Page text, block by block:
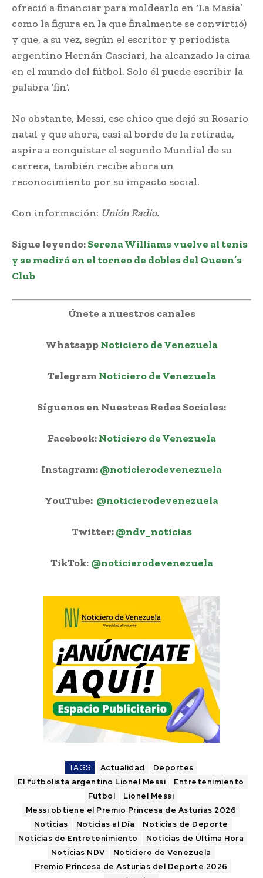
ofreció a financiar para moldearlo en ‘La Masía’
como la figura en la que finalmente se convirtió)
y que, a su vez, según el escritor y periodista
argentino Hernán Casciari, ha alcanzado la cima
en el mundo del fútbol. Solo él puede escribir la
palabra ‘fin’.
No obstante, Messi, ese chico que dejó su Rosario
natal y que ahora, casi al borde de la retirada,
aspira a conquistar el segundo Mundial de su
carrera, también recibe ahora un
reconocimiento por su impacto social.
Con información: Unión Radio.
Sigue leyendo:Serena Williams vuelve al tenis
y se medirá en el torneo de dobles del Queen’s
Club
Únete a nuestros canales
WhatsappNoticiero de Venezuela
Telegram Noticiero de Venezuela
Síguenos en Nuestras Redes Sociales:
Facebook:Noticiero de Venezuela
Instagram:@noticierodevenezuela
YouTube: @noticierodevenezuela
Twitter:@ndv_noticias
TikTok: @noticierodevenezuela
TAGS Actualidad
Deportes
El futbolista argentino Lionel Messi
Entretenimiento
Futbol
Lionel Messi
Messi obtiene el Premio Princesa de Asturias 2026
Noticias
Noticias al Día
Noticias de Deporte
Noticias de Entretenimiento
Noticias de Última Hora
Noticias NDV
Noticiero de Venezuela
Premio Princesa de Asturias del Deporte 2026